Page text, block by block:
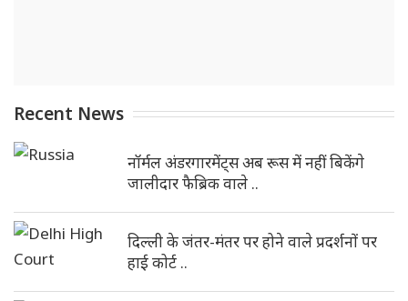
Recent News
नॉर्मल अंडरगारमेंट्स अब रूस में नहीं बिकेंगे
जालीदार फैब्रिक वाले ..
दिल्ली के जंतर-मंतर पर होने वाले प्रदर्शनों पर
हाई कोर्ट ..